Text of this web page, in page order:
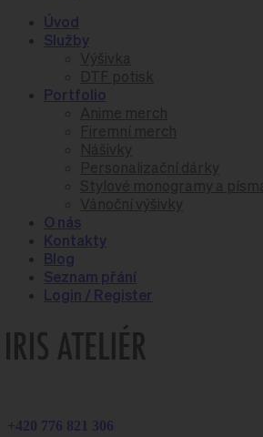
Úvod
Služby
Portfolio
O nás
Kontakty
Blog
Seznam přání
Login / Register
+420 776 821 306